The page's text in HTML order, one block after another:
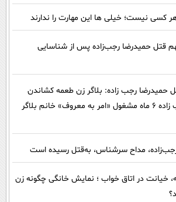
کسی نیست؛ خیلی ها این مهارت را ندارند
قتل حمیدرضا رجب‌زاده پس از شناسایی
حمیدرضا رجب زاده: بلاگر زن طعمه کشاندن
مداح به قرار مرگ/ رجب زاده 6 ماه مشغول «امر به معروف» خانم بلاگر
مداح سرشناس، به‌قتل رسیده است
خیانت در اتاق خواب ؛ نمایش خانگی چگونه زن